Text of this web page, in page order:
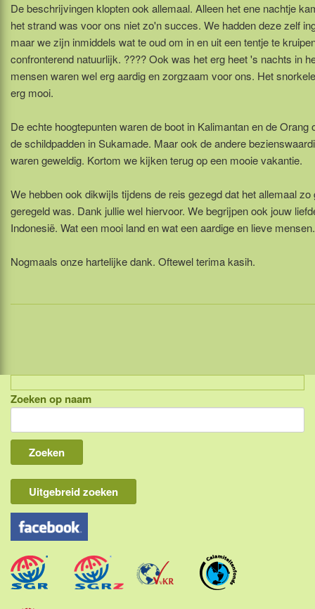
De beschrijvingen klopten ook allemaal. Alleen het ene nachtje
het strand was voor ons niet zo'n succes. We hadden deze zelf
maar we zijn inmiddels wat te oud om in en uit een tentje te
confronterend natuurlijk. ???? Ook was het erg heet 's nachts in
mensen waren wel erg aardig en zorgzaam voor ons. Het
erg mooi.
De echte hoogtepunten waren de boot in Kalimantan en de Orang
de schildpadden in Sukamade. Maar ook de andere
waren geweldig. Kortom we kijken terug op een mooie vakantie.
We hebben ook dikwijls tijdens de reis gezegd dat het allemaal zo
geregeld was. Dank jullie wel hiervoor. We begrijpen ook jouw
Indonesië. Wat een mooi land en wat een aardige en lieve mensen.
Nogmaals onze hartelijke dank. Oftewel terima kasih.
Indonesië, eilandcombinaties
Bali
Lombok
Flores & Komodo
Overige Sunda eilanden
Java
Kalimantan
Molukken
Zoeken op naam
Uitgebreid zoeken